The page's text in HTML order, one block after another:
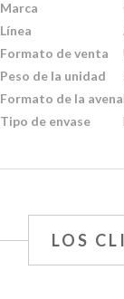
Marca
Línea
Formato de venta
Peso de la unidad
Formato de la avena
Tipo de envase
LOS